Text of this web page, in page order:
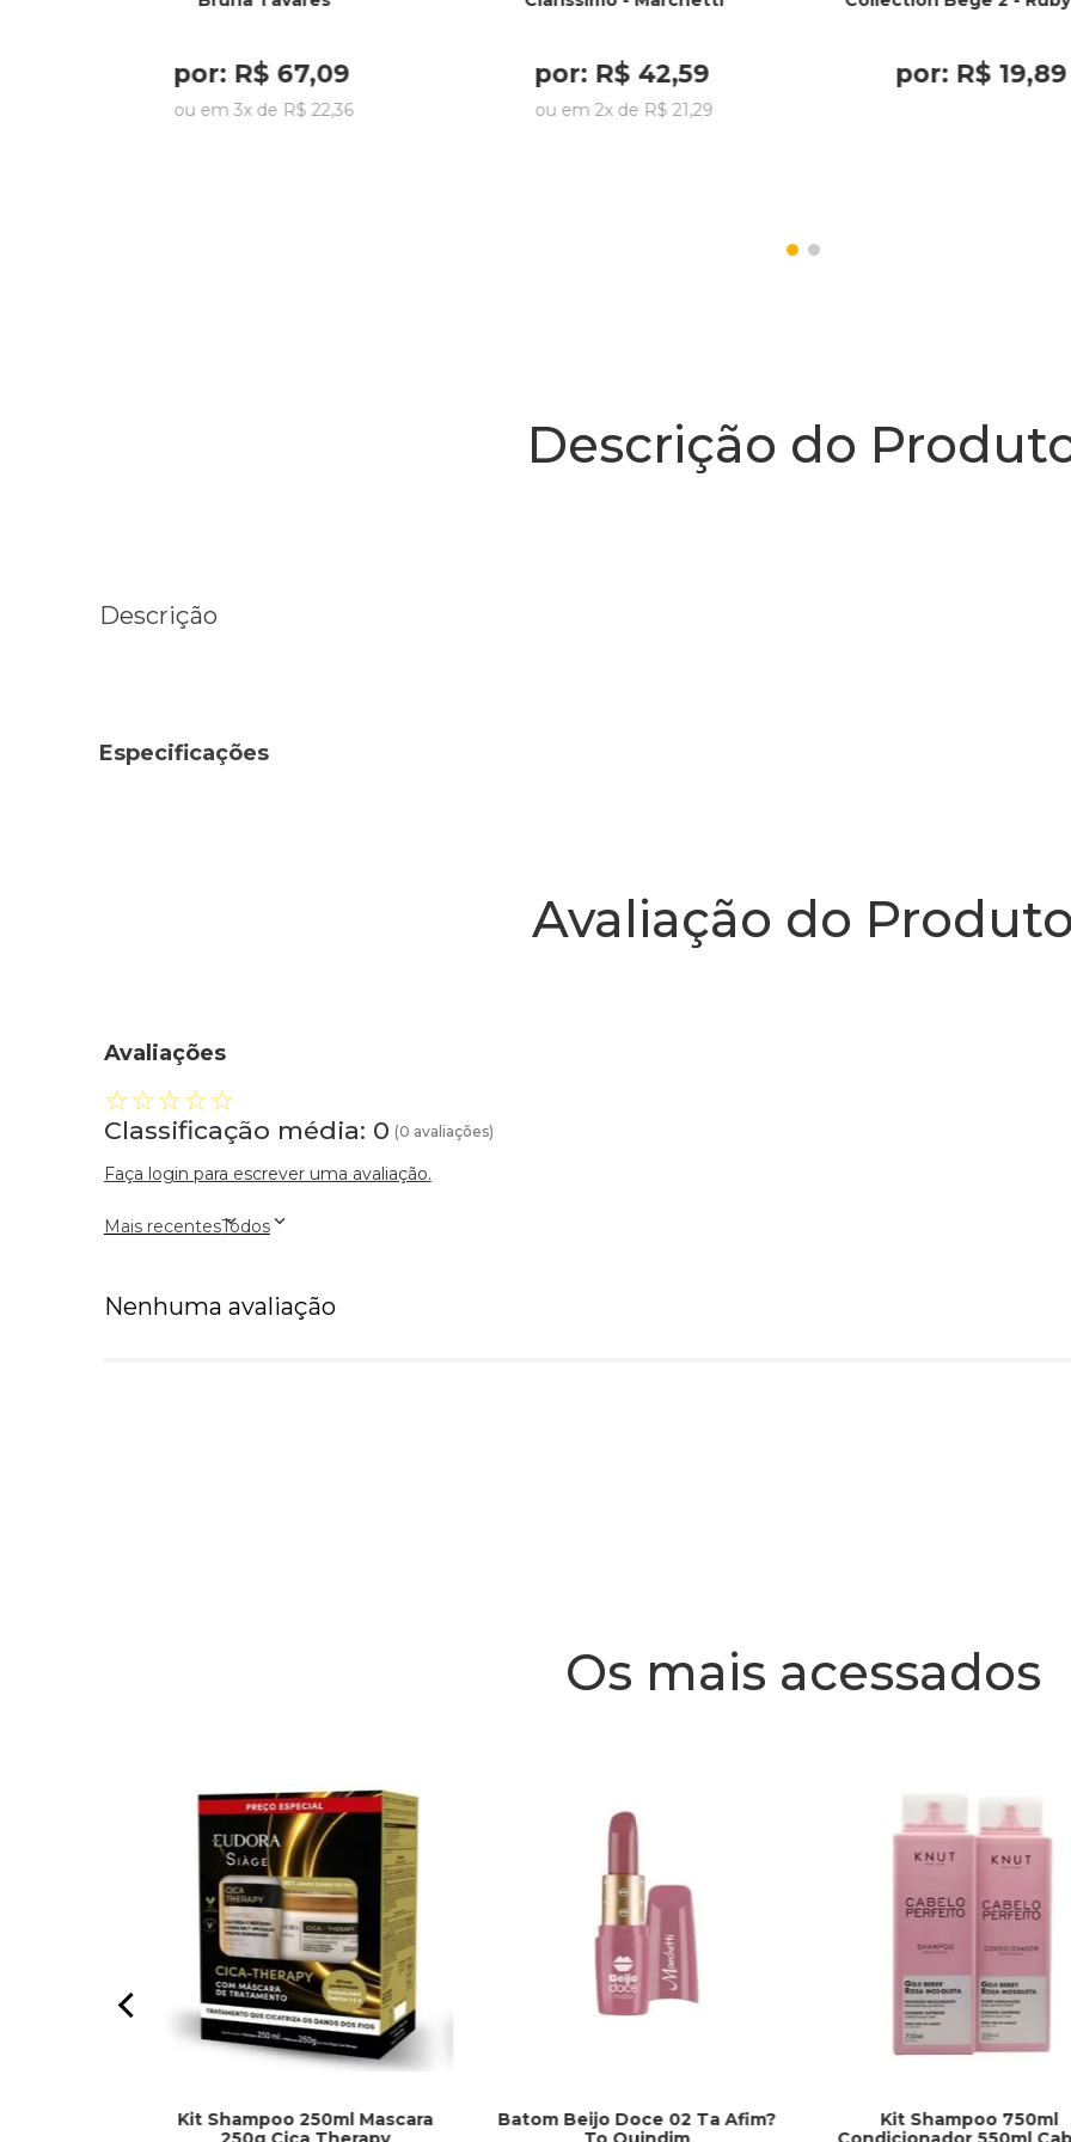
por: R$ 67,09
ou em3x de R$ 22,36
por: R$ 42,59
ou em2x de R$ 21,29
por: R$ 19,89
Descrição do
Descrição
Especificações
Avaliação do
Avaliações
☆☆☆☆☆
Classificação média: 0 (0 avaliações)
Faça login para escrever uma avaliação.
Mais recentesTodos
Nenhuma avaliação
Os mais acessados
Kit Shampoo 250ml Mascara
Batom Beijo Doce 02 Ta Afim?
Kit Shampoo 750ml